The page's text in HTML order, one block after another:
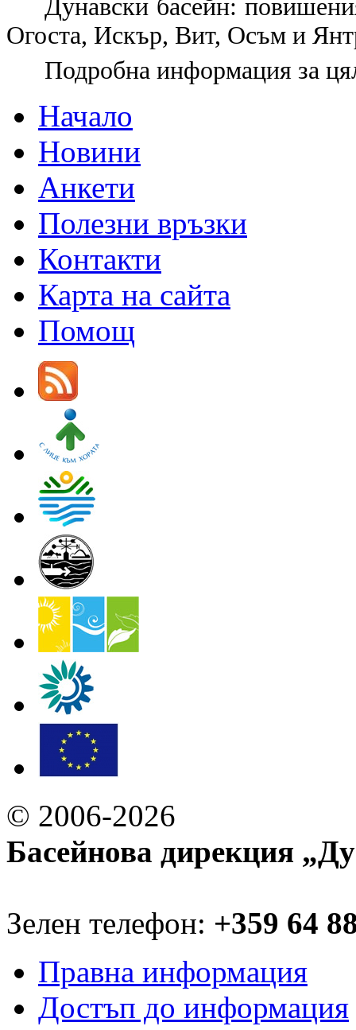
Дунавски басейн:
Огоста, Искър, Вит, Осъм и
Подробна информация за
Начало
Новини
Анкети
Полезни връзки
Контакти
Карта на сайта
Помощ
© 2006-2026
Басейнова дирекция
Зелен телефон: +359 64
Правна информация
Достъп до информация